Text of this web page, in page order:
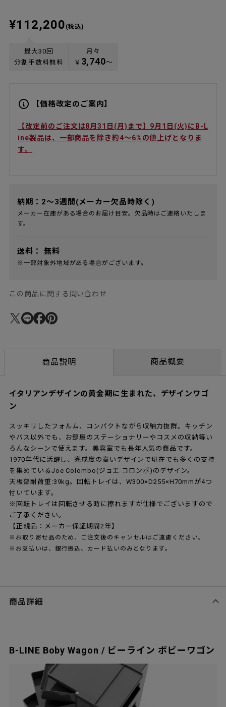
¥112,200 (税込)
最大30回
分割手数料無料
月々
￥ 3,740〜
【価格改定のご案内】
【改定前のご注文は8月31日(月)まで】9月1日(火)にB-L
ine製品は、一部商品を除き約4〜6%の値上げとなりま
す。
納期：2～3週間(メーカー欠品時除く)
メーカー在庫がある場合のお届け目安。欠品時はご連絡いたしま
す。
送料： 無料
※一部対象外地域がある場合がございます。
この商品に関する問い合わせ
商品説明 商品概要
イタリアンデザインの黄金期に生まれた、デザインワゴ
ン
スッキリしたフォルム、コンパクトながら収納力抜群。キッチン
やバス以外でも、お部屋のステーショナリーやコスメの収納等い
ろんなシーンで使えます。美容室でも長年人気の商品です。
1970年代に活躍し、完成度の高いデザインで現在でも多くの支持
を集めているJoe Colombo(ジョエ コロンボ)のデザイン。
天板部耐荷重:39kg。回転トレイは、W300×D255×H70mmが4つ
付いています。
※回転トレイは回転させる時に擦れますが仕様でございますので
ご了承ください。
【正規品：メーカー保証期間2年】
※お取り寄せ品のため、ご注文後のキャンセルはご遠慮ください。
※お支払いは、銀行振込、カード払いのみとなります。
商品詳細
B-LINE Boby Wagon / ビーライン ボビーワゴン